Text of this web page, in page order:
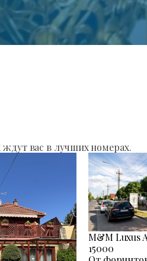
вас в лучших номерах.
M&M Luxus
15000